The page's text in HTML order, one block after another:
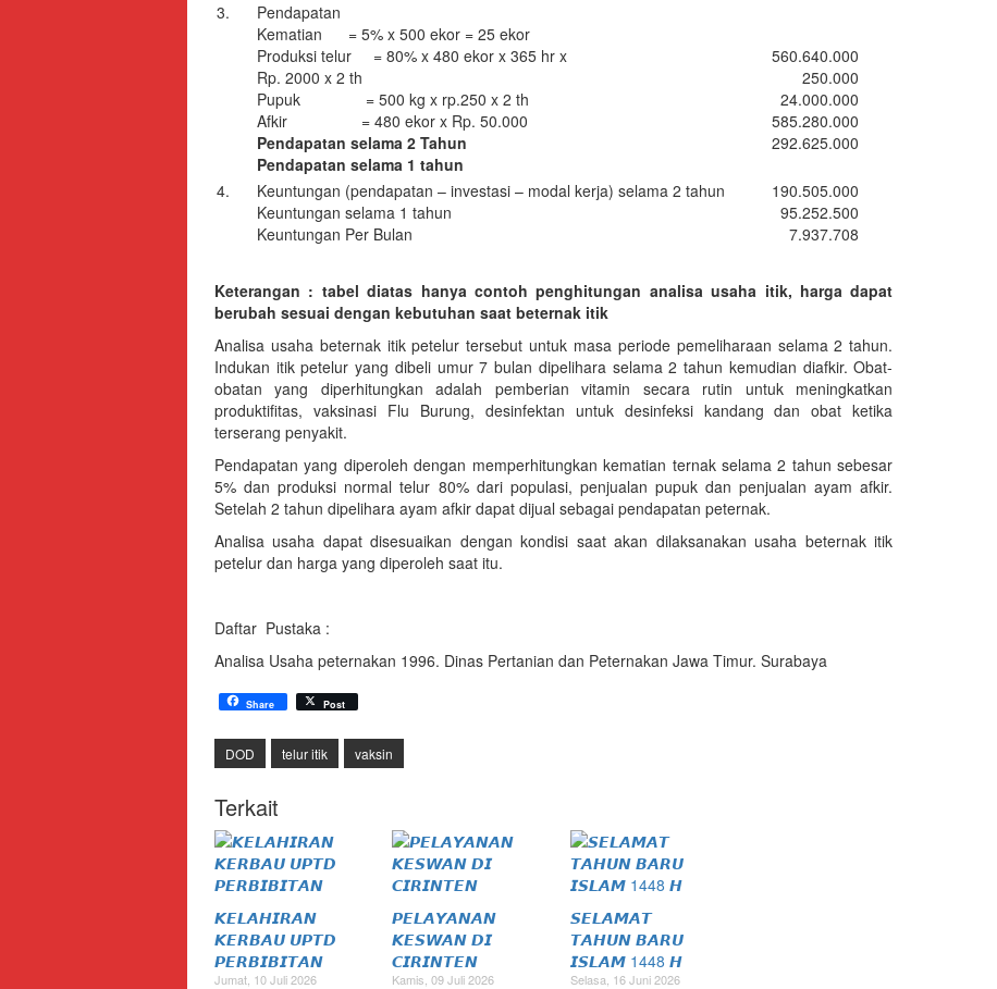
3.
Pendapatan
Kematian = 5% x 500 ekor = 25 ekor
Produksi telur = 80% x 480 ekor x 365 hr x
Rp. 2000 x 2 th
Pupuk = 500 kg x rp.250 x 2 th
Afkir = 480 ekor x Rp. 50.000
Pendapatan selama 2 Tahun
Pendapatan selama 1 tahun
560.640.000
250.000
24.000.000
585.280.000
292.625.000
4.
Keuntungan (pendapatan – investasi – modal kerja) selama 2 tahun
Keuntungan selama 1 tahun
Keuntungan Per Bulan
190.505.000
95.252.500
7.937.708
Keterangan : tabel diatas hanya contoh penghitungan analisa usaha itik, harga dapat
berubah sesuai dengan kebutuhan saat beternak itik
Analisa usaha beternak itik petelur tersebut untuk masa periode pemeliharaan selama 2 tahun.
Indukan itik petelur yang dibeli umur 7 bulan dipelihara selama 2 tahun kemudian diafkir. Obat-
obatan yang diperhitungkan adalah pemberian vitamin secara rutin untuk meningkatkan
produktifitas, vaksinasi Flu Burung, desinfektan untuk desinfeksi kandang dan obat ketika
terserang penyakit.
Pendapatan yang diperoleh dengan memperhitungkan kematian ternak selama 2 tahun sebesar
5% dan produksi normal telur 80% dari populasi, penjualan pupuk dan penjualan ayam afkir.
Setelah 2 tahun dipelihara ayam afkir dapat dijual sebagai pendapatan peternak.
Analisa usaha dapat disesuaikan dengan kondisi saat akan dilaksanakan usaha beternak itik
petelur dan harga yang diperoleh saat itu.
Daftar Pustaka :
Analisa Usaha peternakan 1996. Dinas Pertanian dan Peternakan Jawa Timur. Surabaya
Share Post
DOD telur itik vaksin
Terkait
𝙆𝙀𝙇𝘼𝙃𝙄𝙍𝘼𝙉
𝙆𝙀𝙍𝘽𝘼𝙐 𝙐𝙋𝙏𝘿
𝙋𝙀𝙍𝘽𝙄𝘽𝙄𝙏𝘼𝙉
Jumat, 10 Juli 2026
𝙋𝙀𝙇𝘼𝙔𝘼𝙉𝘼𝙉
𝙆𝙀𝙎𝙒𝘼𝙉 𝘿𝙄
𝘾𝙄𝙍𝙄𝙉𝙏𝙀𝙉
Kamis, 09 Juli 2026
𝙎𝙀𝙇𝘼𝙈𝘼𝙏
𝙏𝘼𝙃𝙐𝙉 𝘽𝘼𝙍𝙐
𝙄𝙎𝙇𝘼𝙈 1448 𝙃
Selasa, 16 Juni 2026